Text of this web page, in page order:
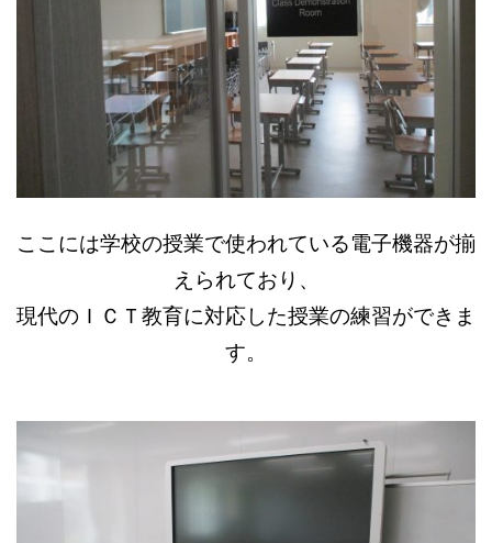
ここには学校の授業で使われている電子機器が揃
えられており、
現代のＩＣＴ教育に対応した授業の練習ができま
す。